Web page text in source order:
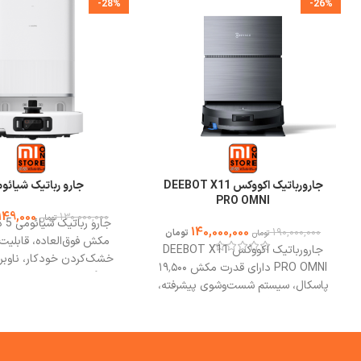
قرمز, سنسور مخزن آب, سنسور مخزن زباله, ناوبری هوشمند LIDAR می باشد.
-26%
جارورباتیک اکووکس DEEBOT X11
PRO OMNI
190,000,000 تومان 140,000,000 تومان
جارورباتیک اکووکس DEEBOT X11
PRO OMNI دارای قدرت مکش ۱۹٬۵۰۰
پاسکال، سیستم شست‌وشوی پیشرفته،
-28%
جارو رباتیک
130,000,000 تومان
مکش فوق‌العاده،
خشک‌کردن خودکار،
ایستگاه پایه ارتقا یافته